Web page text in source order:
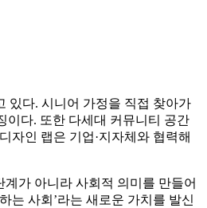
있다. 시니어 가정을 직접 찾아가
이다. 또한 다세대 커뮤니티 공간
자인 랩은 기업·지자체와 협력해
가 아니라 사회적 의미를 만들어
는 사회’라는 새로운 가치를 발신